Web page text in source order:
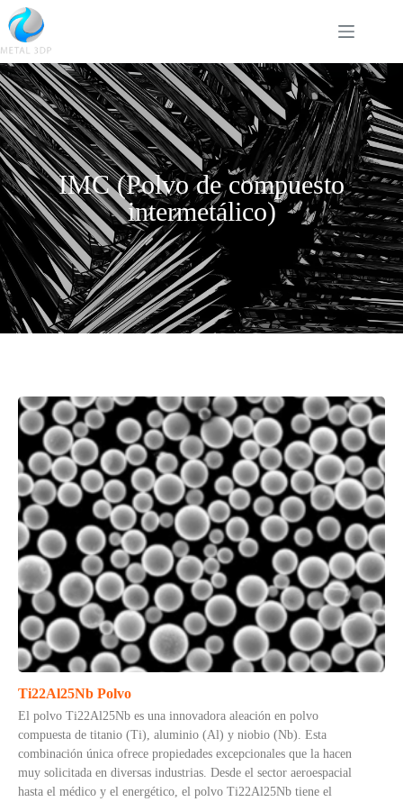
IMC (Polvo de compuesto
intermetálico)
Ti22Al25Nb Polvo
El polvo Ti22Al25Nb es una innovadora aleación en polvo
compuesta de titanio (Ti), aluminio (Al) y niobio (Nb). Esta
combinación única ofrece propiedades excepcionales que la hacen
muy solicitada en diversas industrias. Desde el sector aeroespacial
hasta el médico y el energético, el polvo Ti22Al25Nb tiene el